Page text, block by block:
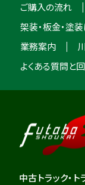
ご購入の流れ
架装・板金・塗
業務案内
よくある質問と
中古トラック・